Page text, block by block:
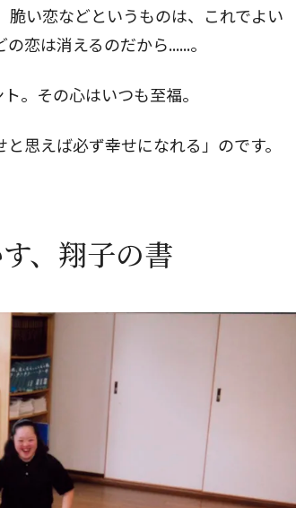
い恋などというものは、これでよい
恋は消えるのだから......。
。その心はいつも至福。
思えば必ず幸せになれる」のです。
、翔子の書